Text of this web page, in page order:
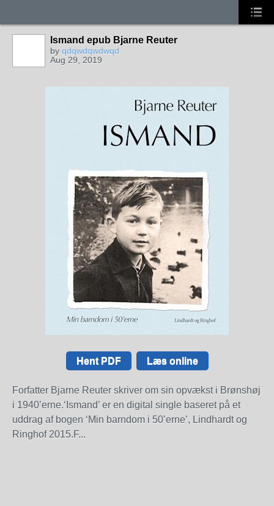
Ismand epub Bjarne Reuter
by qdqwdqwdwqd
Aug 29, 2019
Hent PDF Læs online
Forfatter Bjarne Reuter skriver om sin opvækst i Brønshøj
i 1940’erne.‘Ismand’ er en digital single baseret på et
uddrag af bogen ‘Min barndom i 50’erne’, Lindhardt og
Ringhof 2015.F...